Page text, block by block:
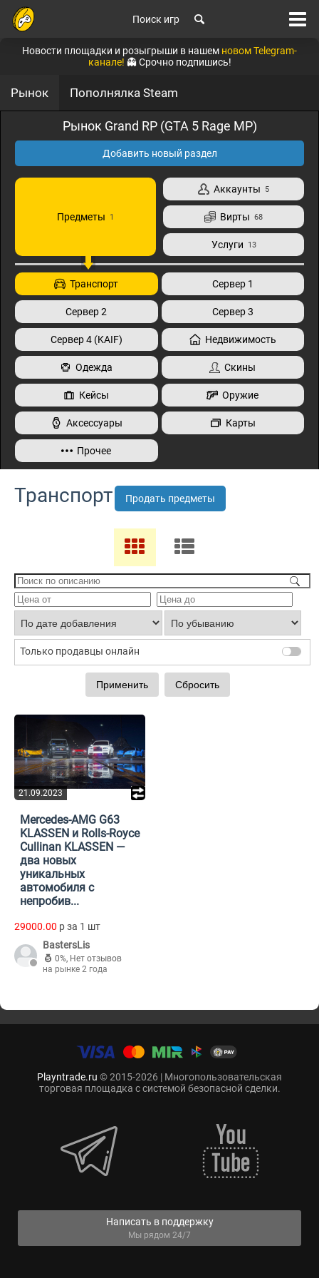
Поиск игр
Новости площадки и розыгрыши в нашем новом Telegram-
канале! 👻 Срочно подпишись!
Рынок Пополнялка Steam
Рынок Grand RP (GTA 5 Rage MP)
Добавить новый раздел
Предметы 1
Аккаунты 5
Вирты 68
Услуги 13
Транспорт Сервер 1
Сервер 2 Сервер 3
Сервер 4 (KAIF) Недвижимость
Одежда Скины
Кейсы Оружие
Аксессуары Карты
Прочее
Транспорт Продать предметы
Только продавцы онлайн
21.09.2023
Mercedes-AMG G63
KLASSEN и Rolls-Royce
Cullinan KLASSEN —
два новых
уникальных
автомобиля с
непробив...
29000.00 p за 1 шт
BastersLis
0%, Нет отзывов
на рынке 2 года
Playntrade.ru © 2015-2026 | Многопользовательская
торговая площадка с системой безопасной сделки.
Написать в поддержку
Мы рядом 24/7